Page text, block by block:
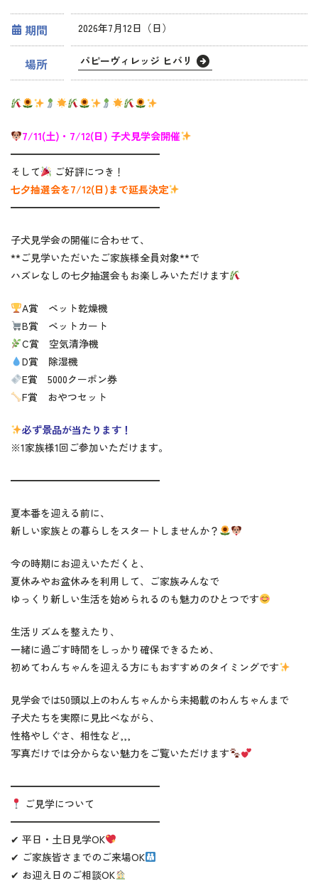
期間 2026年7月12日（日）
場所 パピーヴィレッジ ヒバリ
7/11(土)・7/12(日) 子犬見学会開催
━━━━━━━━━━━━━━━
そして
ご好評につき！
七夕抽選会を7/12(日)まで延長決定
━━━━━━━━━━━━━━━
子犬見学会の開催に合わせて、
**ご見学いただいたご家族様全員対象**で
ハズレなしの七夕抽選会もお楽しみいただけます
A賞 ペット乾燥機
B賞 ペットカート
C賞 空気清浄機
D賞 除湿機
E賞 5000クーポン券
F賞 おやつセット
必ず景品が当たります！
※1家族様1回ご参加いただけます。
━━━━━━━━━━━━━━━
夏本番を迎える前に、
新しい家族との暮らしをスタートしませんか？
今の時期にお迎えいただくと、
夏休みやお盆休みを利用して、ご家族みんなで
ゆっくり新しい生活を始められるのも魅力のひとつです
生活リズムを整えたり、
一緒に過ごす時間をしっかり確保できるため、
初めてわんちゃんを迎える方にもおすすめのタイミングです
見学会では50頭以上のわんちゃんから未掲載のわんちゃんまで
子犬たちを実際に見比べながら、
性格やしぐさ、相性など,,,
写真だけでは分からない魅力をご覧いただけます
━━━━━━━━━━━━━━━
ご見学について
━━━━━━━━━━━━━━━
✔ 平日・土日見学OK
✔ ご家族皆さまでのご来場OK
✔ お迎え日のご相談OK